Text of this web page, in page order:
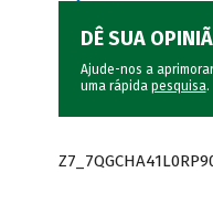
DÊ SUA
Ajude-nos a
uma rápida pesquisa.